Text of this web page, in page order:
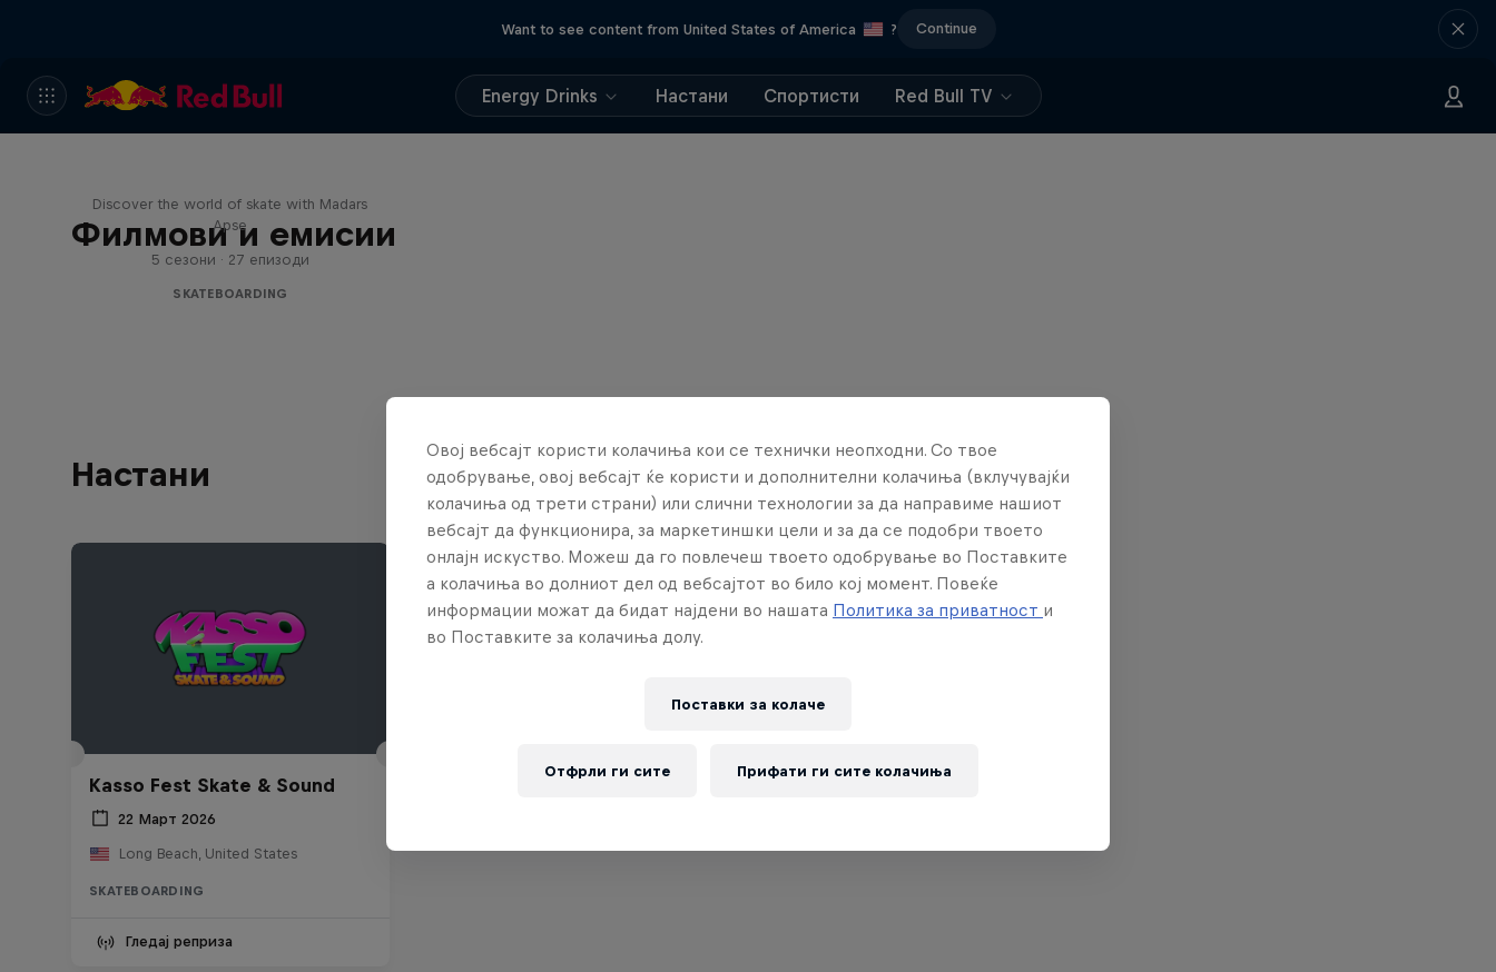
Want to see content from United States of America ? Continue
Energy Drinks Настани Спортисти Red Bull TV
Филмови и емисии
Discover the world of skate with Madars
Apse
5 сезони · 27 епизоди
SKATEBOARDING
Настани
Kasso Fest Skate & Sound
22 Март 2026
Long Beach, United States
SKATEBOARDING
Гледај реприза
Овој вебсајт користи колачиња кои се технички неопходни. Со твое
одобрување, овој вебсајт ќе користи и дополнителни колачиња (вклучувајќи
колачиња од трети страни) или слични технологии за да направиме нашиот
вебсајт да функционира, за маркетиншки цели и за да се подобри твоето
онлајн искуство. Можеш да го повлечеш твоето одобрување во Поставките
а колачиња во долниот дел од вебсајтот во било кој момент. Повеќе
информации можат да бидат најдени во нашата Политика за приватност и
во Поставките за колачиња долу.
Поставки за колачe
Отфрли ги сите Прифати ги сите колачиња